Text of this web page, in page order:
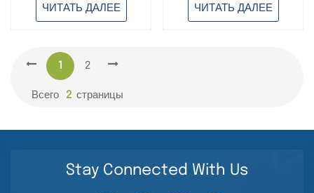
для лабораторного
использования,
ЧИТАТЬ ДАЛЕЕ
лабораторного
использования,
ЧИТАТЬ ДАЛЕЕ
1 2
Всего 2 Страницы
Stay Connected With Us